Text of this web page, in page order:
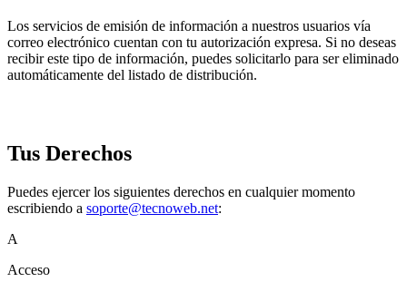
Los servicios de emisión de información a nuestros usuarios vía
correo electrónico cuentan con tu autorización expresa. Si no deseas
recibir este tipo de información, puedes solicitarlo para ser eliminado
automáticamente del listado de distribución.
Tus Derechos
Puedes ejercer los siguientes derechos en cualquier momento
escribiendo a soporte@tecnoweb.net:
A
Acceso